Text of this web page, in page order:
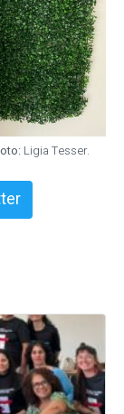
Ligia Tesser.